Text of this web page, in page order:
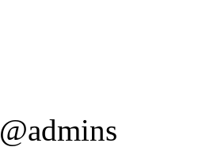
@admins